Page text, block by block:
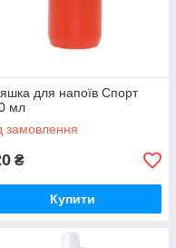
для напоїв Спорт
мл
замовлення
₴
Купити